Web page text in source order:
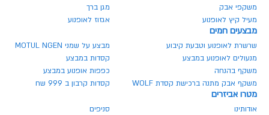
משקפי אבק
מגן ברך
מעיל קיץ לאופנוע
אגזוז לאופנוע
מבצעים חמים
שרשרת לאופנוע וטבעת קיבוע
מבצע על שמני MOTUL NGEN
מנעולים לאופנוע במבצע
קסדות במבצע
משקף בהנחה
כפפות אופנוע במבצע
משקף אבק מתנה ברכישת קסדת WOLF
קסדות קרבון ב 999 שח
מטרו אביזרים
אודותינו סניפים